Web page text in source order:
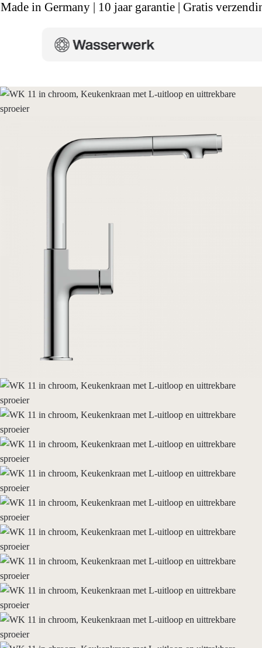
Made in Germany | 10 jaar garantie | Gratis